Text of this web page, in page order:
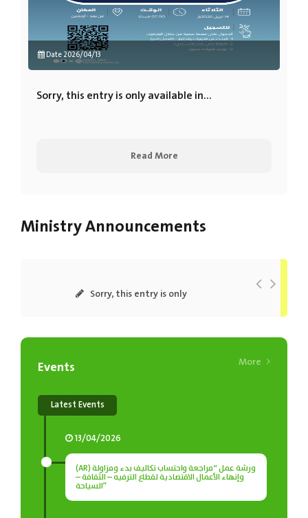
Date 2026/04/13
Sorry, this entry is only available in...
Read More
Ministry Announcements
Sorry, this entry is only
Events More
Latest Events
13/04/2026
(AR) ورشة عمل “مراجعة واحتساب تكاليف بدء ومزاولة
وإنهاء الأعمال الاقتصادية لقطاع الترفيه – الثقافة –
السياحة”